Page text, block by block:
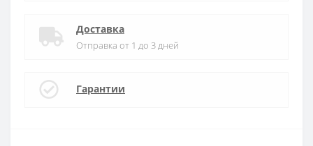
Доставка
Отправка от 1 до 3 дней
Гарантии